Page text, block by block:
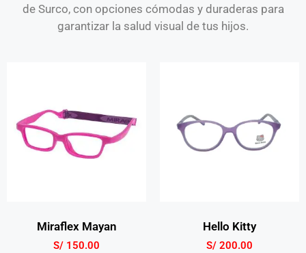
de Surco, con opciones cómodas y duraderas para
garantizar la salud visual de tus hijos.
Miraflex Mayan
S/ 150.00
Hello Kitty
S/ 200.00